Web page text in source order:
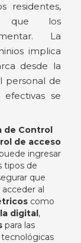
residentes,
que los
La
implica
desde la
personal de
efectivas se
de Control
de acceso
ingresar
tipos de
que
al
como
digital,
para las